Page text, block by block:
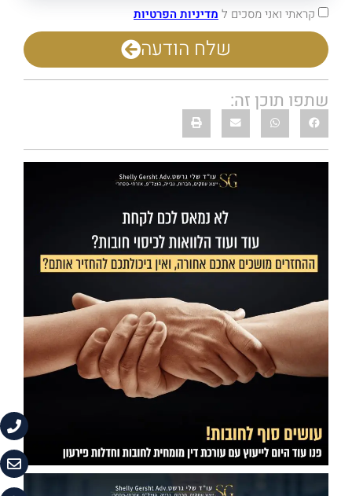
קראתי ואני מסכים ל מדיניות הפרטיות
שלח הודעה
שתפו תוכן זה: